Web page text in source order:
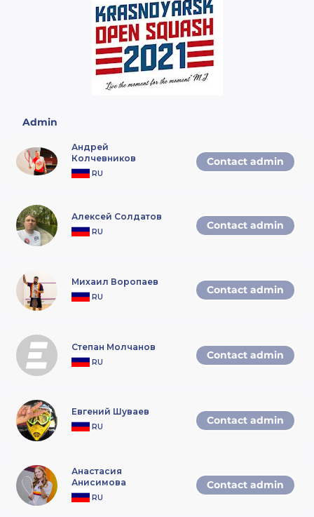
Admin
Андрей
Колчевников
RU
Contact admin
Алексей Солдатов
RU
Contact admin
Михаил Воропаев
RU
Contact admin
Степан Молчанов
RU
Contact admin
Евгений Шуваев
RU
Contact admin
Анастасия
Анисимова
RU
Contact admin